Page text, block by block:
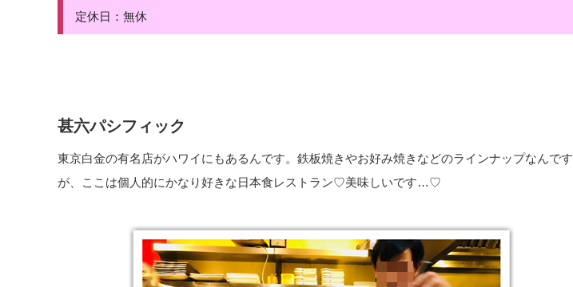
定休日：無休
甚六パシフィック
東京白金の有名店がハワイにもあるんです。鉄板焼きやお好み焼きなどのラインナップなんです
が、ここは個人的にかなり好きな日本食レストラン♡美味しいです…♡